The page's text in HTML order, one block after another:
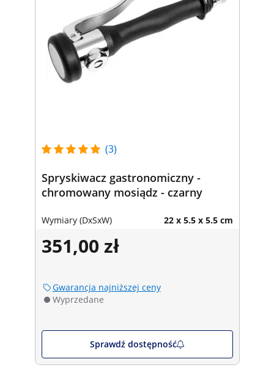
(3)
Spryskiwacz gastronomiczny -
chromowany mosiądz - czarny
Wymiary (DxSxW) 22 x 5.5 x 5.5 cm
351,00 zł
Gwarancja najniższej ceny
Wyprzedane
Sprawdź dostępność